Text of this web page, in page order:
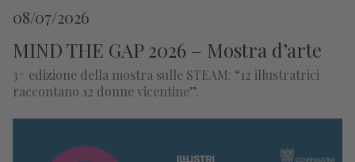
08/07/2026
MIND THE GAP 2026 – Mostra d’arte
3^ edizione della mostra sulle STEAM: “12 illustratrici
raccontano 12 donne vicentine”.